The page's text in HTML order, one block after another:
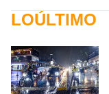
LOÚLTIMO